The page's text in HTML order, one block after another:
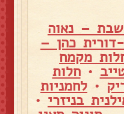
– נאוה
כהן –
מקמח
•חלות
• לחמניות
בניזרי •